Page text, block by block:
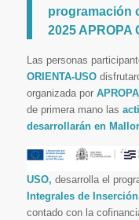
programación
2025 APROPA
Las personas
ORIENTA-USO
organizada por
de primera mano las
desarrollarán en
USO, desarrolla el
Integrales de
contado con la